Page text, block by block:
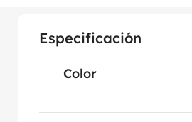
Especificación
Color